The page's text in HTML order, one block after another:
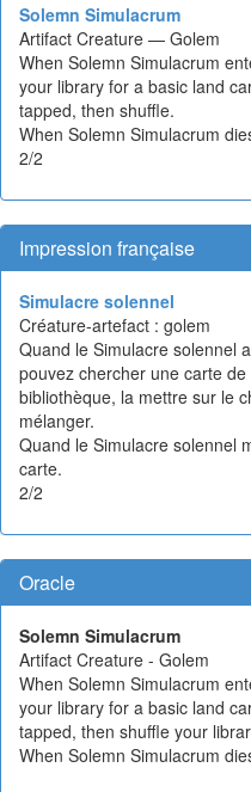
Solemn Simulacrum
Artifact Creature — Golem
When Solemn Simulacrum
your library for a basic land
tapped, then shuffle.
When Solemn Simulacrum
2/2
Impression française
Simulacre solennel
Créature-artefact : golem
Quand le Simulacre solennel
pouvez chercher une carte
bibliothèque, la mettre sur le
mélanger.
Quand le Simulacre solennel
carte.
2/2
Oracle
Solemn Simulacrum
Artifact Creature - Golem
When Solemn Simulacrum
your library for a basic land
tapped, then shuffle your
When Solemn Simulacrum